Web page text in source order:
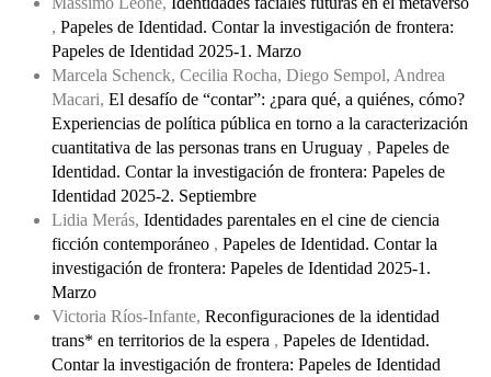
, Papeles de Identidad. Contar la investigación de frontera:
Papeles de Identidad 2025-1. Marzo
Marcela Schenck, Cecilia Rocha, Diego Sempol, Andrea
Macari, El desafío de “contar”: ¿para qué, a quiénes, cómo?
Experiencias de política pública en torno a la caracterización
cuantitativa de las personas trans en Uruguay , Papeles de
Identidad. Contar la investigación de frontera: Papeles de
Identidad 2025-2. Septiembre
Lidia Merás, Identidades parentales en el cine de ciencia
ficción contemporáneo , Papeles de Identidad. Contar la
investigación de frontera: Papeles de Identidad 2025-1.
Marzo
Victoria Ríos-Infante, Reconfiguraciones de la identidad
trans* en territorios de la espera , Papeles de Identidad.
Contar la investigación de frontera: Papeles de Identidad